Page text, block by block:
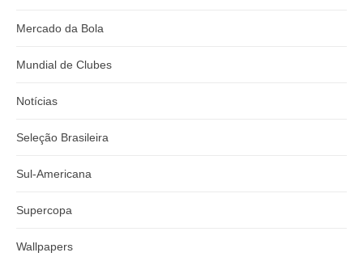
Mercado da Bola
Mundial de Clubes
Notícias
Seleção Brasileira
Sul-Americana
Supercopa
Wallpapers